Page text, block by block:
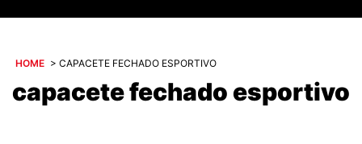
HOME > CAPACETE FECHADO ESPORTIVO
capacete fechado esportivo